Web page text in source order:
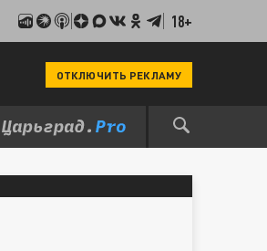
18+
ОТКЛЮЧИТЬ РЕКЛАМУ